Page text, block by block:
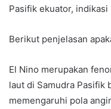
Pasifik ekuator,
Berikut penjelasan
El Nino merupakan
laut di Samudra Pasifik
memengaruhi pola